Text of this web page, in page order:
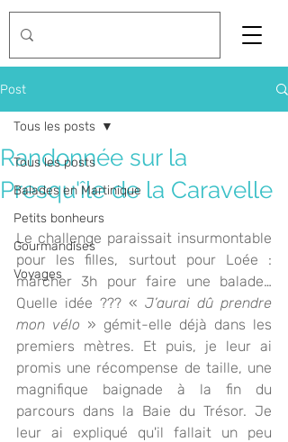
Post
Tous les posts
Balades en Martinique
Petits bonheurs
Gourmandises
Voyages
Tous les posts
Randonnée sur la
Presqu'île de la Caravelle
Le challenge paraissait insurmontable
pour les filles, surtout pour Loée :
marcher 3h pour faire une balade…
Quelle idée ??? « J’aurai dû prendre
mon vélo » gémit-elle déjà dans les
premiers mètres. Et puis, je leur ai
promis une récompense de taille, une
magnifique baignade à la fin du
parcours dans la Baie du Trésor. Je
leur ai expliqué qu'il fallait un peu